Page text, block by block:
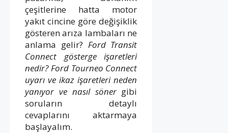
çeşitlerine hatta motor
yakıt cincine göre değişiklik
gösteren arıza lambaları ne
anlama gelir? Ford Transit
Connect gösterge işaretleri
nedir? Ford Tourneo Connect
uyarı ve ikaz işaretleri neden
yanıyor ve nasıl sönergibi
soruların detaylı
cevaplarını aktarmaya
başlayalım.